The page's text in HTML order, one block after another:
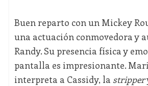
Buen reparto con un Mickey
una actuación conmovedora y
Randy. Su presencia física y
pantalla es impresionante.
interpreta a Cassidy, la stripper